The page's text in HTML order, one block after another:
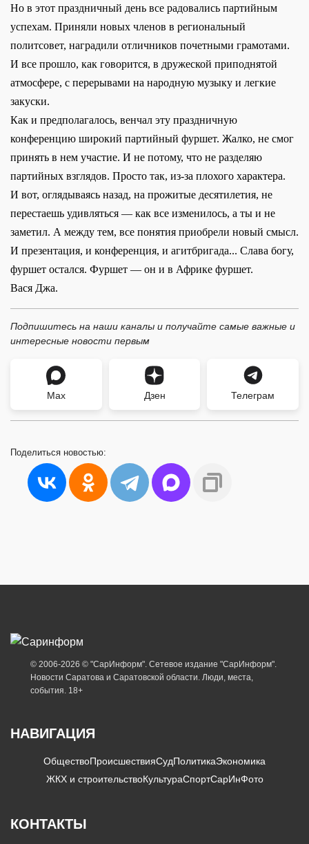
Но в этот праздничный день все радовались партийным
успехам. Приняли новых членов в региональный
политсовет, наградили отличников почетными грамотами.
И все прошло, как говорится, в дружеской приподнятой
атмосфере, с перерывами на народную музыку и легкие
закуски.
Как и предполагалось, венчал эту праздничную
конференцию широкий партийный фуршет. Жалко, не смог
принять в нем участие. И не потому, что не разделяю
партийных взглядов. Просто так, из-за плохого характера.
И вот, оглядываясь назад, на прожитые десятилетия, не
перестаешь удивляться — как все изменилось, а ты и не
заметил. А между тем, все понятия приобрели новый смысл.
И презентация, и конференция, и агитбригада... Слава богу,
фуршет остался. Фуршет — он и в Африке фуршет.
Вася Джа.
Подпишитесь на наши каналы и получайте самые важные и
интересные новости первым
Max Дзен Телеграм
Поделиться новостью:
© 2006-2026 © "СарИнформ". Сетевое издание "СарИнформ".
Новости Саратова и Саратовской области. Люди, места,
события. 18+
НАВИГАЦИЯ
ОбществоПроисшествияСудПолитикаЭкономика
ЖКХ и строительствоКультураСпортСарИнФото
КОНТАКТЫ